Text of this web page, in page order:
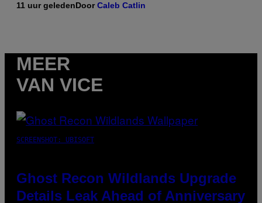
11 uur geledenDoorCaleb Catlin
MEER
VAN VICE
SCREENSHOT: UBISOFT
Ghost Recon Wildlands Upgrade
Details Leak Ahead of Anniversary